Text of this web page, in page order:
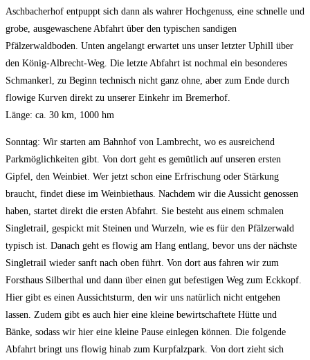
Aschbacherhof entpuppt sich dann als wahrer Hochgenuss, eine schnelle und
grobe, ausgewaschene Abfahrt über den typischen sandigen
Pfälzerwaldboden. Unten angelangt erwartet uns unser letzter Uphill über
den König-Albrecht-Weg. Die letzte Abfahrt ist nochmal ein besonderes
Schmankerl, zu Beginn technisch nicht ganz ohne, aber zum Ende durch
flowige Kurven direkt zu unserer Einkehr im Bremerhof.
Länge: ca. 30 km, 1000 hm
Sonntag: Wir starten am Bahnhof von Lambrecht, wo es ausreichend
Parkmöglichkeiten gibt. Von dort geht es gemütlich auf unseren ersten
Gipfel, den Weinbiet. Wer jetzt schon eine Erfrischung oder Stärkung
braucht, findet diese im Weinbiethaus. Nachdem wir die Aussicht genossen
haben, startet direkt die ersten Abfahrt. Sie besteht aus einem schmalen
Singletrail, gespickt mit Steinen und Wurzeln, wie es für den Pfälzerwald
typisch ist. Danach geht es flowig am Hang entlang, bevor uns der nächste
Singletrail wieder sanft nach oben führt. Von dort aus fahren wir zum
Forsthaus Silberthal und dann über einen gut befestigen Weg zum Eckkopf.
Hier gibt es einen Aussichtsturm, den wir uns natürlich nicht entgehen
lassen. Zudem gibt es auch hier eine kleine bewirtschaftete Hütte und
Bänke, sodass wir hier eine kleine Pause einlegen können. Die folgende
Abfahrt bringt uns flowig hinab zum Kurpfalzpark. Von dort zieht sich